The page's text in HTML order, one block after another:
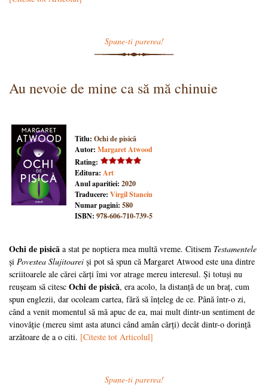
Spune-ti parerea!
Au nevoie de mine ca să mă chinuie
Titlu: Ochi de pisică
Autor: Margaret Atwood
Rating:
Editura: Art
Anul aparitiei: 2020
Traducere: Virgil Stanciu
Numar pagini: 580
ISBN: 978-606-710-739-5
Ochi de pisică a stat pe noptiera mea multă vreme. Citisem Testamentele
și Povestea Slujitoarei și pot să spun că Margaret Atwood este una dintre
scriitoarele ale cărei cărți îmi vor atrage mereu interesul. Și totuși nu
reușeam să citesc Ochi de pisică, era acolo, la distanță de un braț, cum
spun englezii, dar ocoleam cartea, fără să înțeleg de ce. Până într-o zi,
când a venit momentul să mă apuc de ea, mai mult dintr-un sentiment de
vinovăție (mereu simt asta atunci când amân cărți) decât dintr-o dorință
arzătoare de a o citi. [Citeste tot Articolul]
Spune-ti parerea!